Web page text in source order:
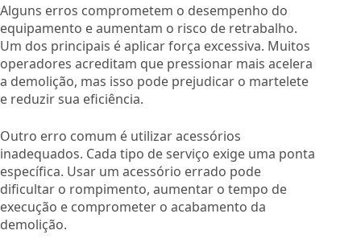
Alguns erros comprometem o desempenho do
equipamento e aumentam o risco de retrabalho.
Um dos principais é aplicar força excessiva. Muitos
operadores acreditam que pressionar mais acelera
a demolição, mas isso pode prejudicar o martelete
e reduzir sua eficiência.
Outro erro comum é utilizar acessórios
inadequados. Cada tipo de serviço exige uma ponta
específica. Usar um acessório errado pode
dificultar o rompimento, aumentar o tempo de
execução e comprometer o acabamento da
demolição.